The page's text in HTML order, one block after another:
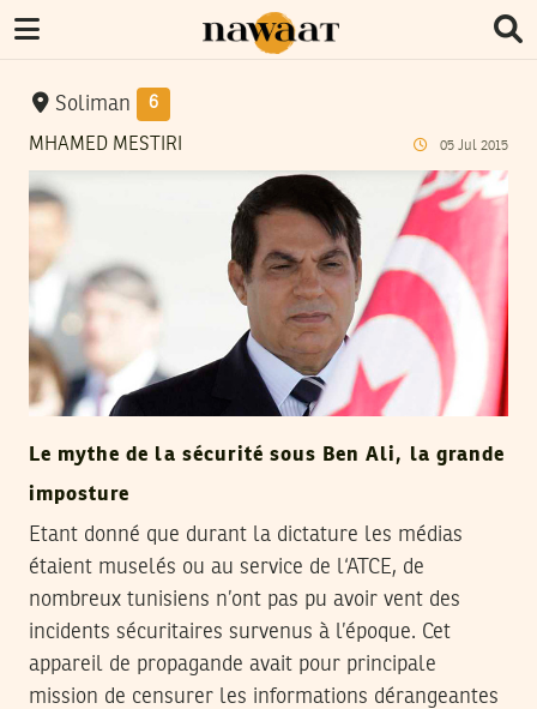
Soliman 6
MHAMED MESTIRI 05 Jul 2015
Le mythe de la sécurité sous Ben Ali, la grande
imposture
Etant donné que durant la dictature les médias
étaient muselés ou au service de l‘ATCE, de
nombreux tunisiens n’ont pas pu avoir vent des
incidents sécuritaires survenus à l’époque. Cet
appareil de propagande avait pour principale
mission de censurer les informations dérangeantes